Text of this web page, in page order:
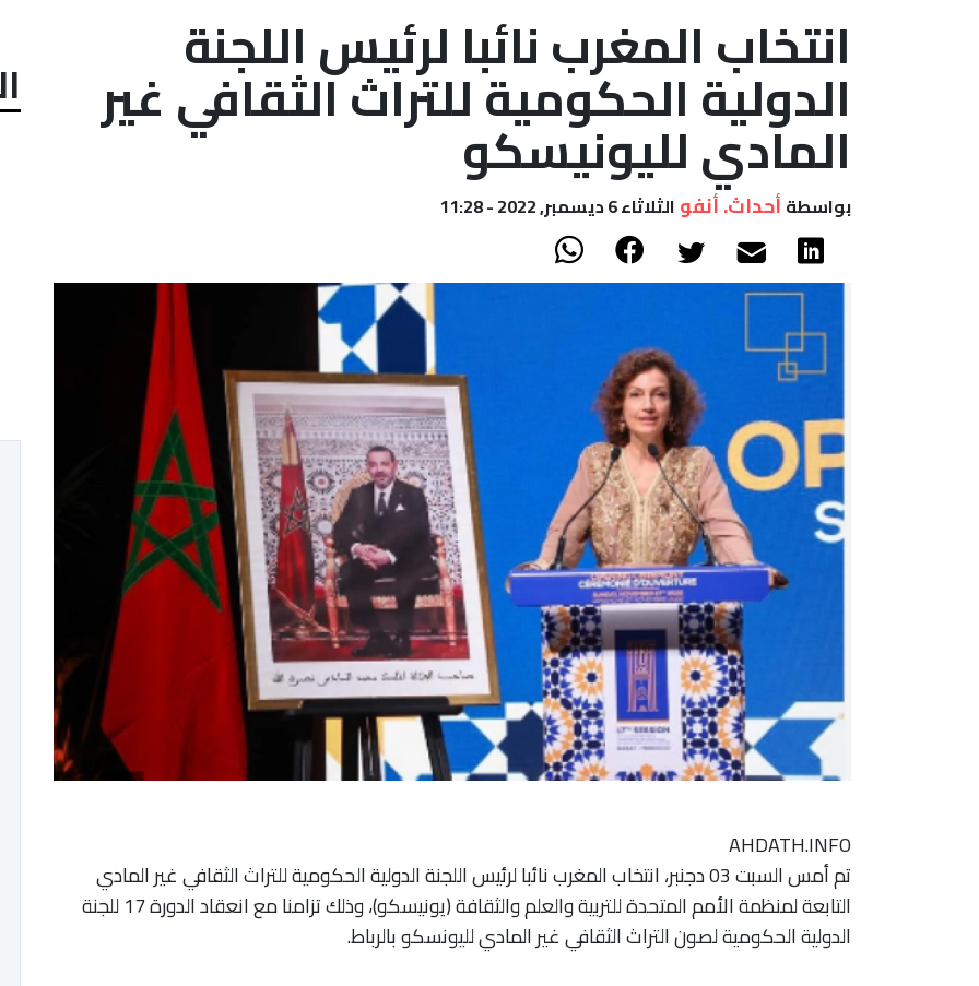
انتخاب المغرب نائبا لرئيس اللجنة
الدولية الحكومية للتراث الثقافي غير
المادي لليونيسكو
بواسطة أحداث. أنفو الثلاثاء 6 ديسمبر, 2022 - 11:28
AHDATH.INFO
تم أمس السبت 03 دجنبر، انتخاب المغرب نائبا لرئيس اللجنة الدولية الحكومية للتراث الثقافي غير المادي
التابعة لمنظمة الأمم المتحدة للتربية والعلم والثقافة (يونيسكو)، وذلك تزامنا مع انعقاد الدورة 17 للجنة
الدولية الحكومية لصون التراث الثقافي غير المادي لليونسكو بالرباط.